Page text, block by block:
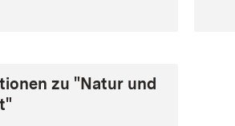
zu "Natur und